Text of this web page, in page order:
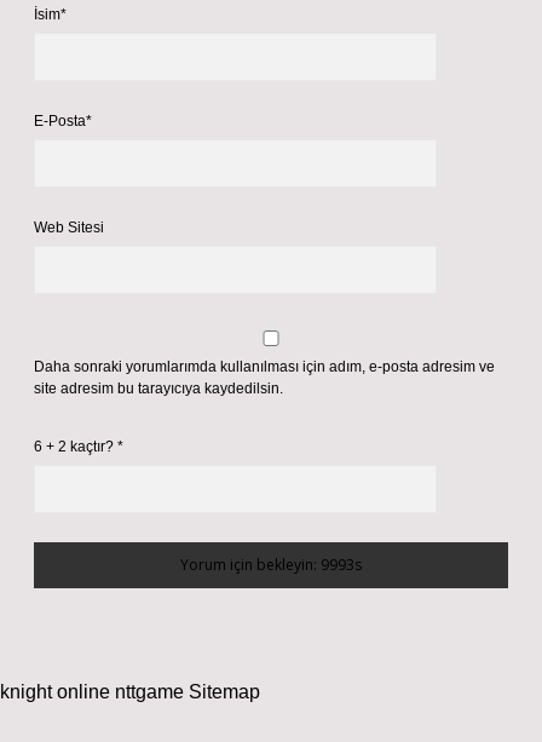
İsim*
E-Posta*
Web Sitesi
Daha sonraki yorumlarımda kullanılması için adım, e-posta adresim ve
site adresim bu tarayıcıya kaydedilsin.
6 + 2 kaçtır? *
knight online nttgame Sitemap